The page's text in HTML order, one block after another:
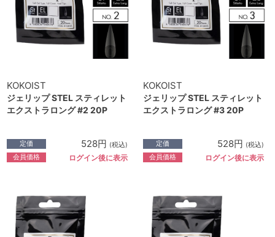
KOKOIST
ジェリップ STEL スティレット
エクストラロング #2 20P
定価 528円 (税込)
会員価格 ログイン後に表示
KOKOIST
ジェリップ STEL スティレット
エクストラロング #3 20P
定価 528円 (税込)
会員価格 ログイン後に表示